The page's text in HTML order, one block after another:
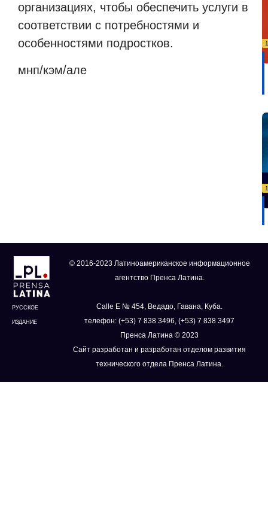
организациях, чтобы обеспечить услуги в
соответствии с потребностями и
особенностями подростков.
мнп/кэм/але
РУССКОЕ
ИЗДАНИЕ
© 2016-2023 Латиноамериканское информационное
агентство Пренса Латина.
Calle E № 454, Ведадо, Гавана, Куба.
телефон: (+53) 7 838 3496, (+53) 7 838 3497
Пренса Латина © 2023
Сайт разработан и разработан отделом развития
технического отдела Пренса Латина.